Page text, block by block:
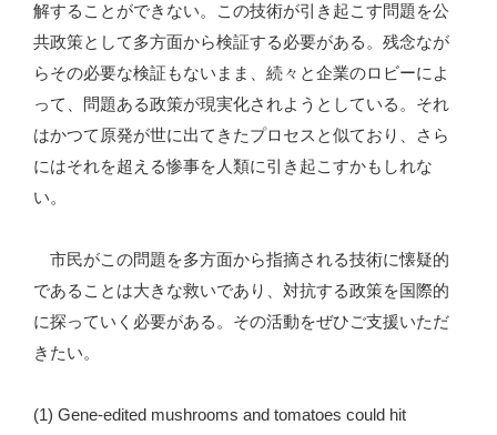
解することができない。この技術が引き起こす問題を公
共政策として多方面から検証する必要がある。残念なが
らその必要な検証もないまま、続々と企業のロビーによ
って、問題ある政策が現実化されようとしている。それ
はかつて原発が世に出てきたプロセスと似ており、さら
にはそれを超える惨事を人類に引き起こすかもしれな
い。
市民がこの問題を多方面から指摘される技術に懐疑的
であることは大きな救いであり、対抗する政策を国際的
に探っていく必要がある。その活動をぜひご支援いただ
きたい。
(1) Gene-edited mushrooms and tomatoes could hit